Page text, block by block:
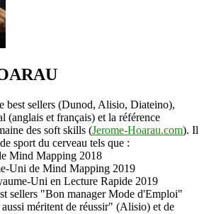
best sellers (Dunod, Alisio, Diateino),
(anglais et français) et la référence
des soft skills (Jerome-Hoarau.com). Il
sport du cerveau tels que :
Mind Mapping 2018
Uni de Mind Mapping 2019
Uni en Lecture Rapide 2019
sellers "Bon manager Mode d'Emploi"
méritent de réussir" (Alisio) et de